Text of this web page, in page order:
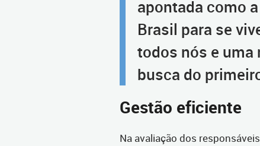
apontada como
Brasil para se
todos nós e uma
busca do
Gestão eficiente
Na avaliação dos